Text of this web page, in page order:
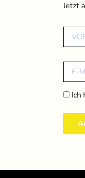
Jetzt
Ich